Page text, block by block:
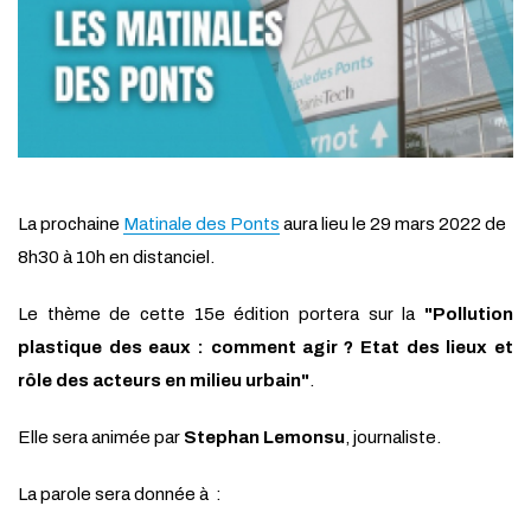
La prochaine Matinale des Ponts aura lieu le 29 mars 2022 de
8h30 à 10h en distanciel.
Le thème de cette 15e édition portera sur la "Pollution
plastique des eaux : comment agir ? Etat des lieux et
rôle des acteurs en milieu urbain".
Elle sera animée par Stephan Lemonsu, journaliste.
La parole sera donnée à :